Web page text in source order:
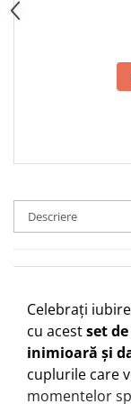
Descriere
Celebrați
cu acestset
inimioară și
cuplurile care
momentelor